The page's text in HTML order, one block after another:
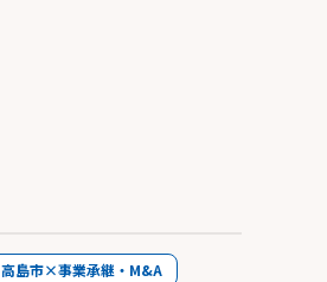
高島市×事業承継・M&A